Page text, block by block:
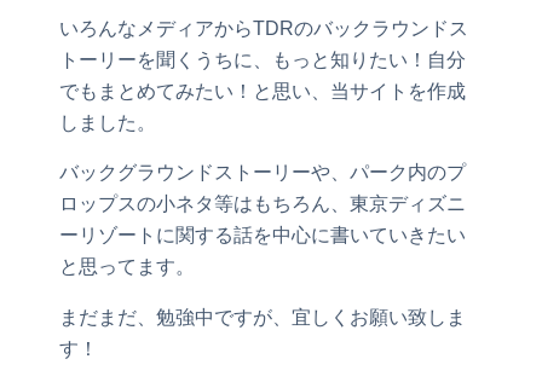
いろんなメディアからTDRのバックラウンドス
トーリーを聞くうちに、もっと知りたい！自分
でもまとめてみたい！と思い、当サイトを作成
しました。
バックグラウンドストーリーや、パーク内のプ
ロップスの小ネタ等はもちろん、東京ディズニ
ーリゾートに関する話を中心に書いていきたい
と思ってます。
まだまだ、勉強中ですが、宜しくお願い致しま
す！